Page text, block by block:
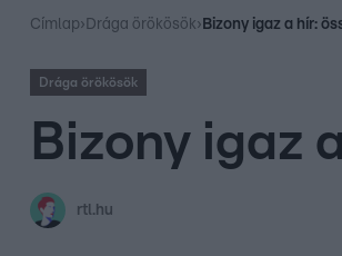
Címlap› Drága örökösök› Bizony igaz a hír:
Drága örökösök
Bizony igaz
rtl.hu